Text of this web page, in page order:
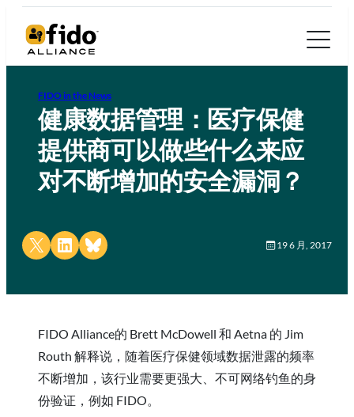
FIDO in the News
健康数据管理：医疗保健
提供商可以做些什么来应
对不断增加的安全漏洞？
Share on X Share on LinkedIn
Share on Bluesky 19 6 月, 2017
FIDO Alliance的 Brett McDowell 和 Aetna 的 Jim
Routh 解释说，随着医疗保健领域数据泄露的频率
不断增加，该行业需要更强大、不可网络钓鱼的身
份验证，例如 FIDO。